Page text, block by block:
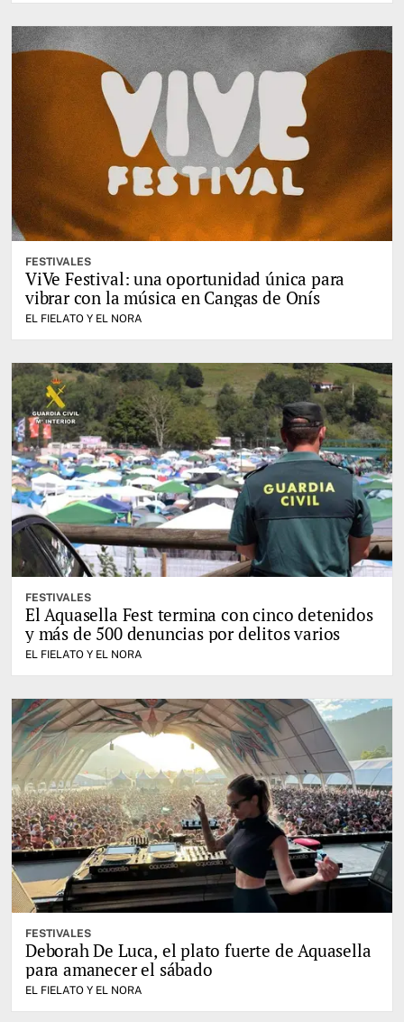
FESTIVALES
ViVe Festival: una oportunidad única para
vibrar con la música en Cangas de Onís
EL FIELATO Y EL NORA
FESTIVALES
El Aquasella Fest termina con cinco detenidos
y más de 500 denuncias por delitos varios
EL FIELATO Y EL NORA
FESTIVALES
Deborah De Luca, el plato fuerte de Aquasella
para amanecer el sábado
EL FIELATO Y EL NORA